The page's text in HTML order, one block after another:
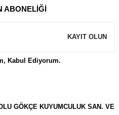
ABONELIĞI
KAYIT OLUN
Kabul Ediyorum.
GÖKÇE KUYUMCULUK SAN. VE